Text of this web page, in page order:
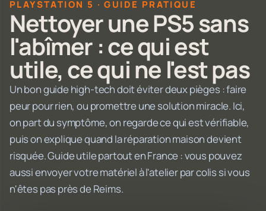
PLAYSTATION 5 · GUIDE PRATIQUE
Nettoyer une PS5 sans
l'abîmer : ce qui est
utile, ce qui ne l'est pas
Un bon guide high-tech doit éviter deux pièges : faire
peur pour rien, ou promettre une solution miracle. Ici,
on part du symptôme, on regarde ce qui est vérifiable,
puis on explique quand la réparation maison devient
risquée. Guide utile partout en France : vous pouvez
aussi envoyer votre matériel à l'atelier par colis si vous
n'êtes pas près de Reims.